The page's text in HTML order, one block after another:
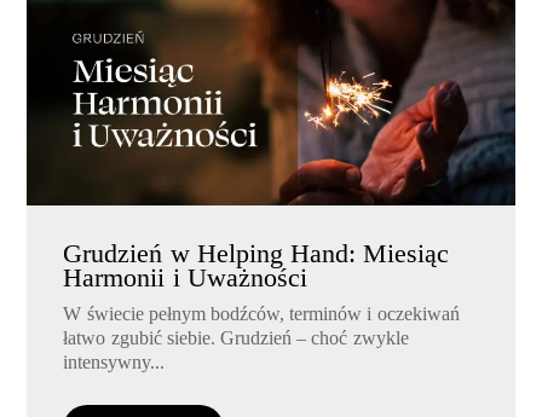
Grudzień w Helping Hand: Miesiąc
Harmonii i Uważności
W świecie pełnym bodźców, terminów i oczekiwań
łatwo zgubić siebie. Grudzień – choć zwykle
intensywny...